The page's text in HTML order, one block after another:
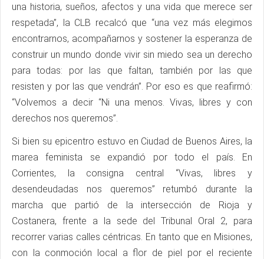
una historia, sueños, afectos y una vida que merece ser
respetada”, la CLB recalcó que “una vez más elegimos
encontrarnos, acompañarnos y sostener la esperanza de
construir un mundo donde vivir sin miedo sea un derecho
para todas: por las que faltan, también por las que
resisten y por las que vendrán”. Por eso es que reafirmó:
“Volvemos a decir “Ni una menos. Vivas, libres y con
derechos nos queremos”.
Si bien su epicentro estuvo en Ciudad de Buenos Aires, la
marea feminista se expandió por todo el país. En
Corrientes, la consigna central “Vivas, libres y
desendeudadas nos queremos” retumbó durante la
marcha que partió de la intersección de Rioja y
Costanera, frente a la sede del Tribunal Oral 2, para
recorrer varias calles céntricas. En tanto que en Misiones,
con la conmoción local a flor de piel por el reciente